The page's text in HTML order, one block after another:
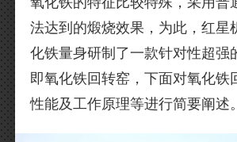
法达到的煅烧效果，为此，红星
化铁量身研制了一款针对性超强
即氧化铁回转窑，下面对氧化铁
性能及工作原理等进行简要阐述。